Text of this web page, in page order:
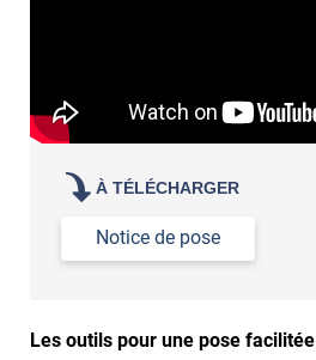
À TÉLÉCHARGER
Notice de pose
Les outils pour une pose facilitée